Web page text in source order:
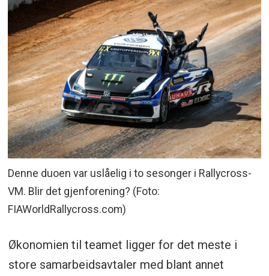
Denne duoen var uslåelig i to sesonger i Rallycross-
VM. Blir det gjenforening? (Foto:
FIAWorldRallycross.com)
Økonomien til teamet ligger for det meste i
store samarbeidsavtaler med blant annet